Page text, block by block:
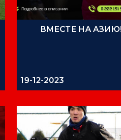
ВМЕСТЕ НА
19-12-2023